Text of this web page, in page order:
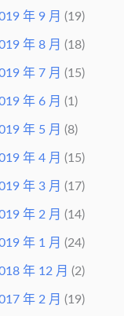
年 9 月 (19)
年 8 月 (18)
年 7 月 (15)
年 6 月 (1)
年 5 月 (8)
年 4 月 (15)
年 3 月 (17)
年 2 月 (14)
年 1 月 (24)
年 12 月 (2)
年 2 月 (19)